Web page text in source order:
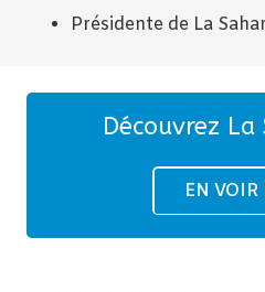
Présidente de La
Découvrez
EN VOIR